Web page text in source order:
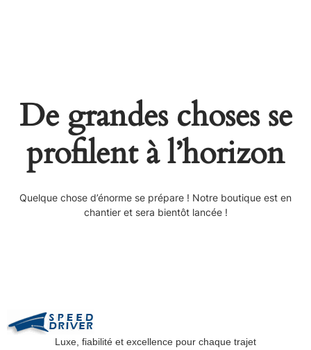
De grandes choses se
profilent à l’horizon
Quelque chose d’énorme se prépare ! Notre boutique est en
chantier et sera bientôt lancée !
Luxe, fiabilité et excellence pour chaque trajet